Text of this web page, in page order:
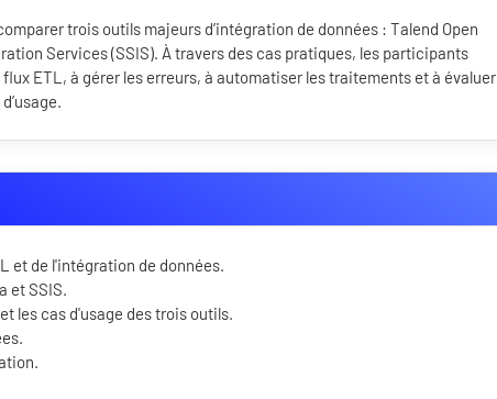
trois outils majeurs d’intégration de données : Talend Open
Services (SSIS). À travers des cas pratiques, les participants
ETL, à gérer les erreurs, à automatiser les traitements et à évaluer
et de l'intégration de données.
et SSIS.
les cas d'usage des trois outils.